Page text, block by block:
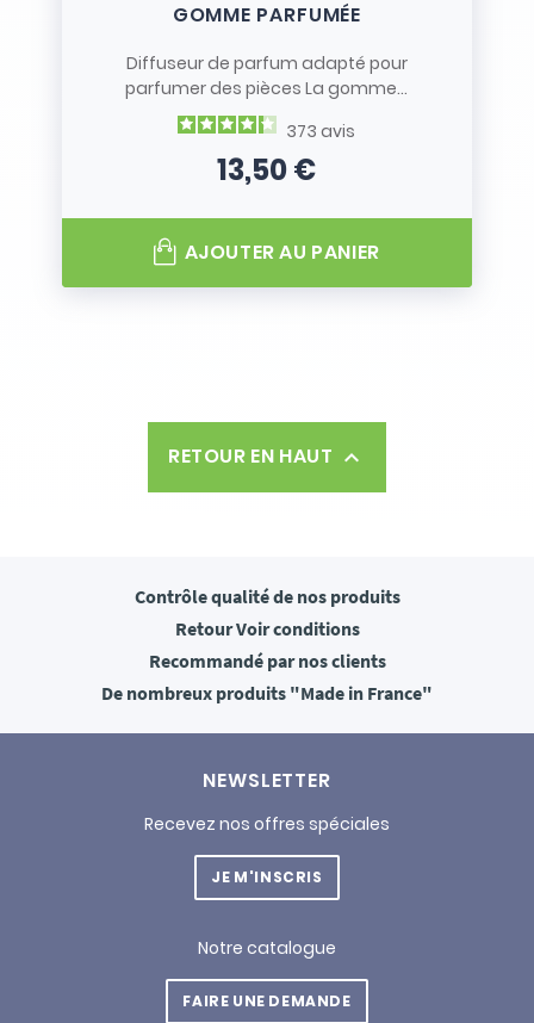
GOMME PARFUMÉE
Diffuseur de parfum adapté pour
parfumer des pièces La gomme...
373avis
Prix
13,50 €
AJOUTER AU PANIER
RETOUR EN HAUT 
Contrôle qualitéde nos produits
RetourVoir conditions
Recommandépar nos clients
De nombreux produits "Made in France"
NEWSLETTER
Recevez nos offres spéciales
JE M'INSCRIS
Notre catalogue
FAIRE UNE DEMANDE